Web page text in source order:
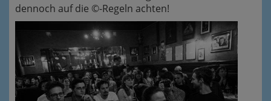
dennoch auf die ©-Regeln achten!